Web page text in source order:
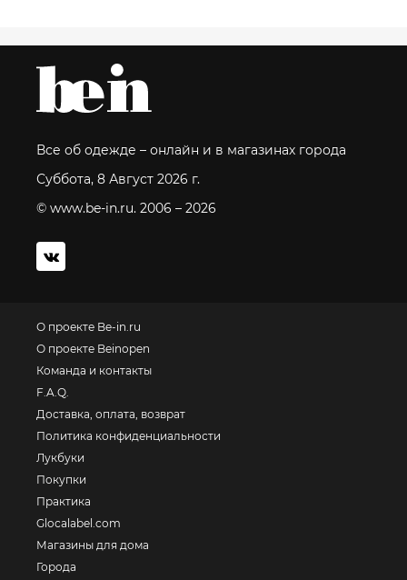
Все об одежде – онлайн и в магазинах города
Суббота, 8 Август 2026 г.
© www.be-in.ru. 2006 – 2026
О проекте Be-in.ru
О проекте Beinopen
Команда и контакты
F.A.Q.
Доставка, оплата, возврат
Политика конфиденциальности
Лукбуки
Покупки
Практика
Glocalabel.com
Магазины для дома
Города